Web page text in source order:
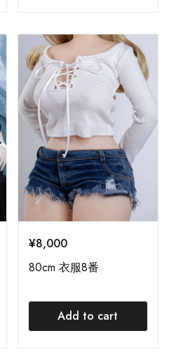
¥8,000
80cm 衣服8番
Add to cart